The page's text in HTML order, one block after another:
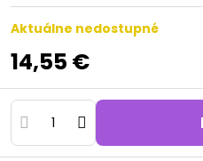
Aktuálne nedostupné
14,55 €